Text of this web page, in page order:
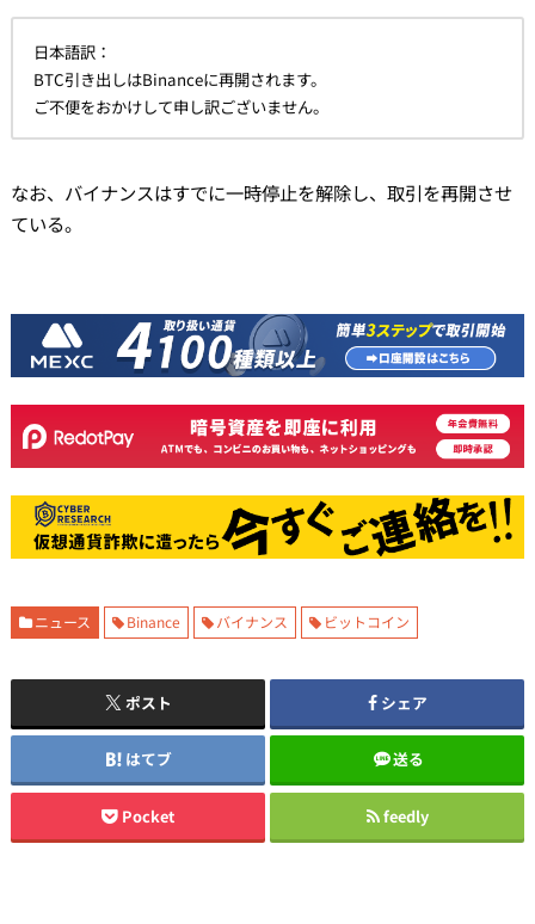
日本語訳：
BTC引き出しはBinanceに再開されます。
ご不便をおかけして申し訳ございません。
なお、バイナンスはすでに一時停止を解除し、取引を再開させ
ている。
ニュース Binance バイナンス ビットコイン
ポスト シェア
はてブ 送る
Pocket feedly